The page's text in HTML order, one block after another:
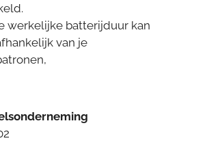
werkelijke batterijduur kan
van je